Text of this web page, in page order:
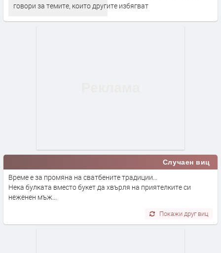
говори за темите, които другите избягват
Случаен виц
Време е за промяна на сватбените традиции...
Нека булката вместо букет да хвърля на приятелките си
неженен мъж...
Покажи друг виц